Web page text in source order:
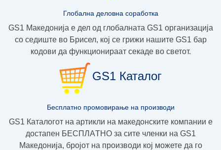
Глобална деловна соработка
GS1 Македонија е дел од глобалната GS1 организација
со седиште во Брисел, кој се грижи нашите GS1 бар
кодови да функционираат секаде во светот.
GS1 Каталог
Бесплатно промовирање на производи
GS1 Каталогот на артикли на македонските компании е
достапен БЕСПЛAТНОза сите членки на GS1
Македoнија, бројот на производи кој можете да го